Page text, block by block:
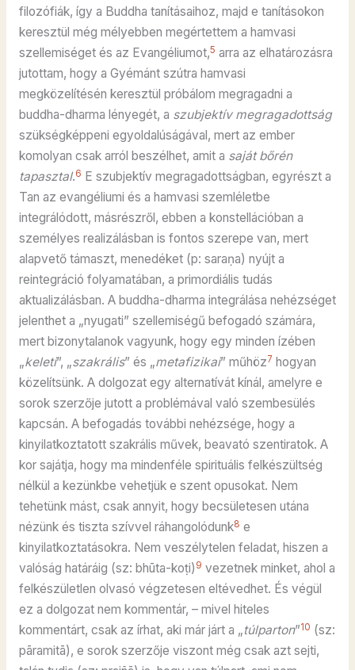
filozófiák, így a Buddha tanításaihoz, majd e tanításokon
keresztül még mélyebben megértettem a hamvasi
szellemiséget és az Evangéliumot,5 arra az elhatározásra
jutottam, hogy a Gyémánt szútra hamvasi
megközelítésén keresztül próbálom megragadni a
buddha-dharma lényegét, a szubjektív megragadottság
szükségképpeni egyoldalúságával, mert az ember
komolyan csak arról beszélhet, amit a saját bőrén
tapasztal.6 E szubjektív megragadottságban, egyrészt a
Tan az evangéliumi és a hamvasi szemléletbe
integrálódott, másrészről, ebben a konstellációban a
személyes realizálásban is fontos szerepe van, mert
alapvető támaszt, menedéket (p: saraṇa) nyújt a
reintegráció folyamatában, a primordiális tudás
aktualizálásban. A buddha-dharma integrálása nehézséget
jelenthet a „nyugati” szellemiségű befogadó számára,
mert bizonytalanok vagyunk, hogy egy minden ízében
„keleti”, „szakrális” és „metafizikai” műhöz7 hogyan
közelítsünk. A dolgozat egy alternatívát kínál, amelyre e
sorok szerzője jutott a problémával való szembesülés
kapcsán. A befogadás további nehézsége, hogy a
kinyilatkoztatott szakrális művek, beavató szentiratok. A
kor sajátja, hogy ma mindenféle spirituális felkészültség
nélkül a kezünkbe vehetjük e szent opusokat. Nem
tehetünk mást, csak annyit, hogy becsületesen utána
nézünk és tiszta szívvel ráhangolódunk8 e
kinyilatkoztatásokra. Nem veszélytelen feladat, hiszen a
valóság határáig (sz: bhūta-koṭi) 9 vezetnek minket, ahol a
felkészületlen olvasó végzetesen eltévedhet. És végül
ez a dolgozat nem kommentár, – mivel hiteles
kommentárt, csak az írhat, aki már járt a „túlparton”10 (sz:
pāramitā), e sorok szerzője viszont még csak azt sejti,